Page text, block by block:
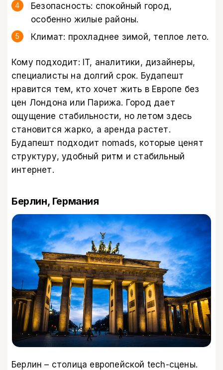
Безопасность: спокойный город,
особенно жилые районы.
Климат: прохладнее зимой, теплое лето.
Кому подходит: IT, аналитики, дизайнеры,
специалисты на долгий срок. Будапешт
нравится тем, кто хочет жить в Европе без
цен Лондона или Парижа. Город дает
ощущение стабильности, но летом здесь
становится жарко, а аренда растет.
Будапешт подходит nomads, которые ценят
структуру, удобный ритм и стабильный
интернет.
Берлин, Германия
Берлин – столица европейской tech-сцены.